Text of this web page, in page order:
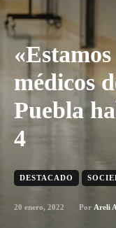
médicos
Puebla
4
DESTACADO
20 enero, 2022 Por Areli